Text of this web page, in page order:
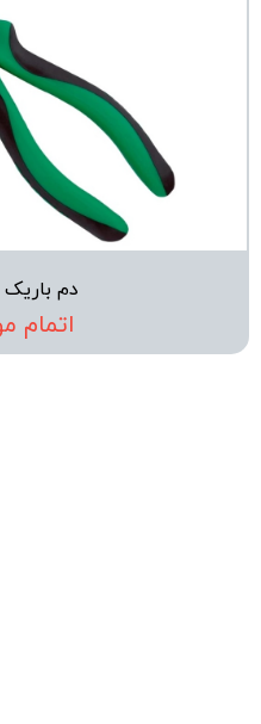
دم
اتمام